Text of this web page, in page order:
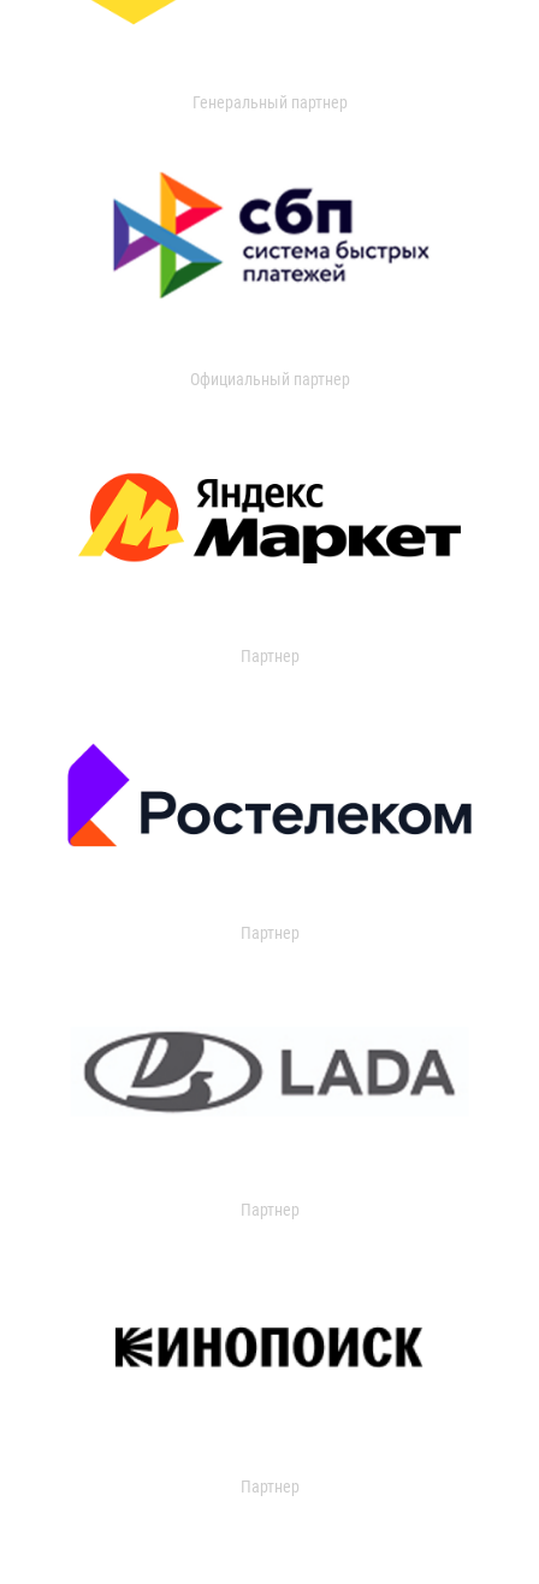
Генеральный партнер
Официальный партнер
Партнер
Партнер
Партнер
Партнер